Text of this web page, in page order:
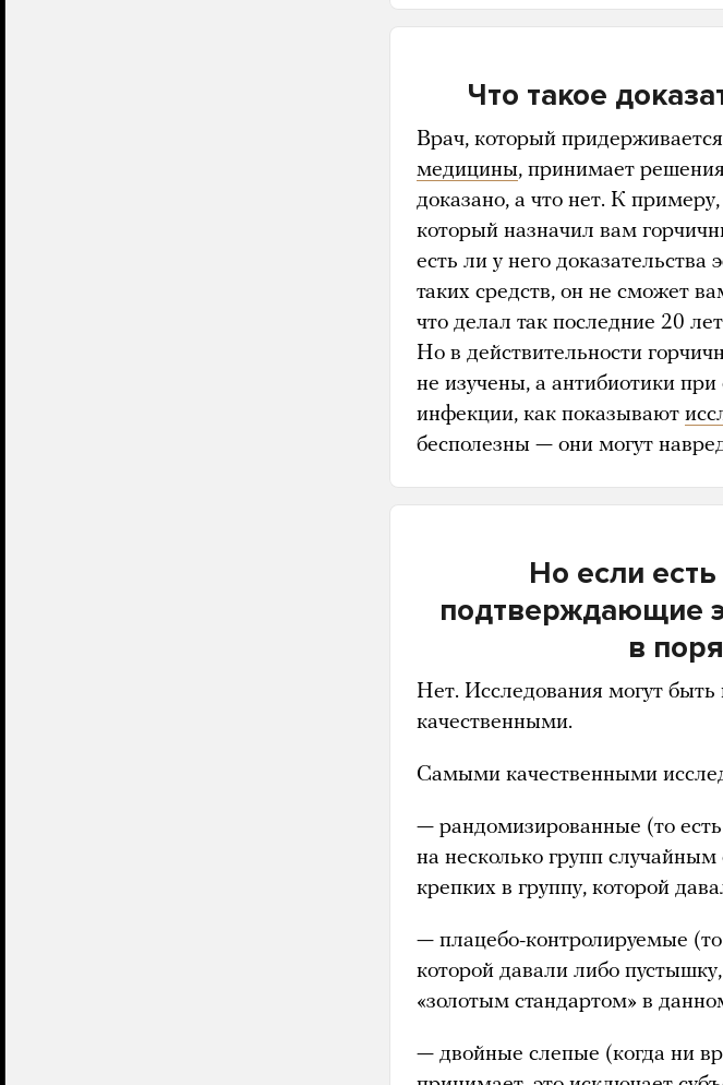
Что такое
Врач, который
медицины, принимает
доказано, а что нет. К
который назначил вам
есть ли у него
таких средств, он не сможет
что делал так последние 20
Но в действительности
не изучены, а антибиотики
инфекции, как показывают
бесполезны — они могут
Но если
подтверждающие
в
Нет. Исследования могут быть
качественными.
Самыми качественными
— рандомизированные (то
на несколько групп
крепких в группу, которой
— плацебо-контролируемые
которой давали либо
«золотым стандартом» в
— двойные слепые (когда ни